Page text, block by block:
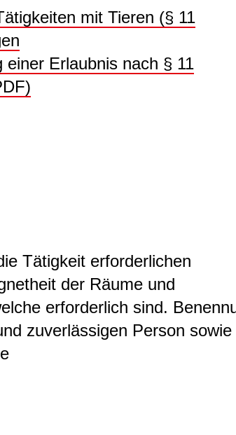
mit Tieren (§ 11
Erlaubnis nach § 11
Tätigkeit erforderlichen
der Räume und
erforderlich sind.
zuverlässigen Person sowie